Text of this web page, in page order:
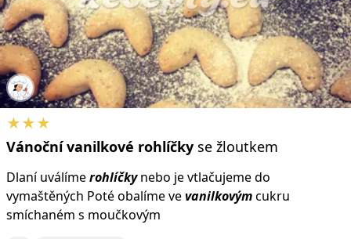
★★★
Vánoční vanilkové rohlíčky se žloutkem
Dlaní uválímerohlíčkynebo je vtlačujeme do
vymaštěných Poté obalíme vevanilkovýmcukru
smíchaném s moučkovým